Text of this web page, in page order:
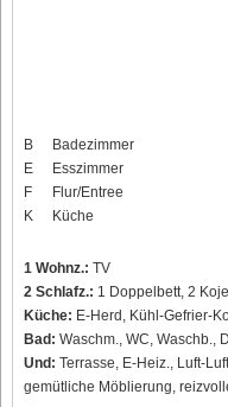
B
Badezimmer
E
Esszimmer
F
Flur/Entree
K
Küche
1 Wohnz.: TV
2 Schlafz.: 1 Doppelbett, 2
Küche: E-Herd, Kühl-Gefrier-
Bad: Waschm., WC, Waschb.,
Und: Terrasse, E-Heiz., Luft-
gemütliche Möblierung,